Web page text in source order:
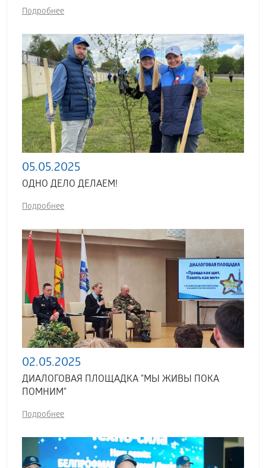
Подробнее
05.05.2025
ОДНО ДЕЛО ДЕЛАЕМ!
Подробнее
02.05.2025
ДИАЛОГОВАЯ ПЛОЩАДКА "МЫ ЖИВЫ ПОКА
ПОМНИМ"
Подробнее